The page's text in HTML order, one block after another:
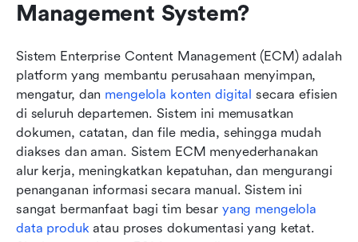
Management System?
Sistem Enterprise Content Management (ECM) adalah
platform yang membantu perusahaan menyimpan,
mengatur, dan mengelola konten digital secara efisien
di seluruh departemen. Sistem ini memusatkan
dokumen, catatan, dan file media, sehingga mudah
diakses dan aman. Sistem ECM menyederhanakan
alur kerja, meningkatkan kepatuhan, dan mengurangi
penanganan informasi secara manual. Sistem ini
sangat bermanfaat bagi tim besar yang mengelola
data produk atau proses dokumentasi yang ketat.